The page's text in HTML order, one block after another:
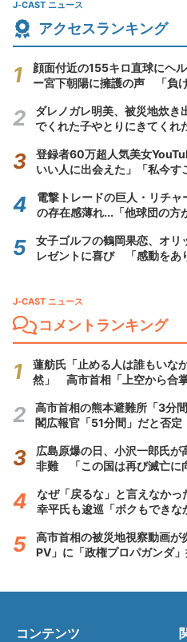
J-CAST ニュース
アクセスランキング
顔面付近の155キロ直球にヘ
ー宮下朝陽に擁護の声 「負
ダレノガレ明美、被災地炊き
でくれた子やとりにきてくれ
登録者60万超人気美女
いい人に出会えた」「私今す
電撃トレードの巨人・リチ
の存在感薄れ...「他球団の方
女子ゴルフの鶴岡果恋、オリ
レゼントに喜び 「感動をあ
J-CAST ニュース
コメントランキング
蓮舫氏「止める人は誰もいな
然」 高市首相「上空から合
高市首相の熊本避難所「3分
閣広報官「51分間」だと否定
広島原爆の日、小沢一郎氏が
非難 「この国は再び滅亡に
なぜ「戻るな」と言えなか
幸平氏も逡巡「ボクもできな
高市首相の被災地視察動画
PV」に「政権プロパガンダ
コンテンツ